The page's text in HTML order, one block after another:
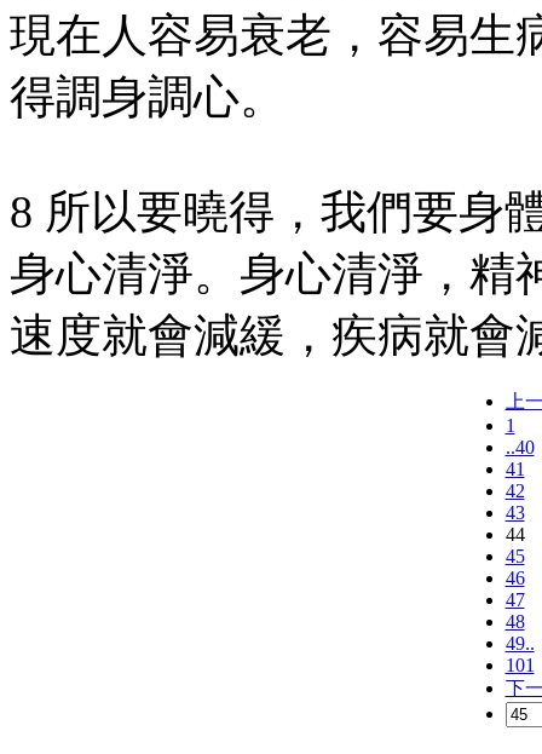
現在人容易衰老，容易生
得調身調心。
8 所以要曉得，我們要身
身心清淨。身心清淨，精
速度就會減緩，疾病就會
上
1
..40
41
42
43
44
45
46
47
48
49..
101
下